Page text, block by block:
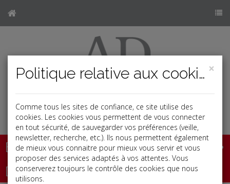
Base documentaire
Dépêches
×
Politique relative aux cookies
Comme tous les sites de confiance, ce site utilise des
cookies. Les cookies vous permettent de vous connecter
en tout sécurité, de sauvegarder vos préférences (veille,
newsletter, recherche, etc.). Ils nous permettent également
de mieux vous connaitre pour mieux vous servir et vous
proposer des services adaptés à vos attentes. Vous
conserverez toujours le contrôle des cookies que nous
utilisons.